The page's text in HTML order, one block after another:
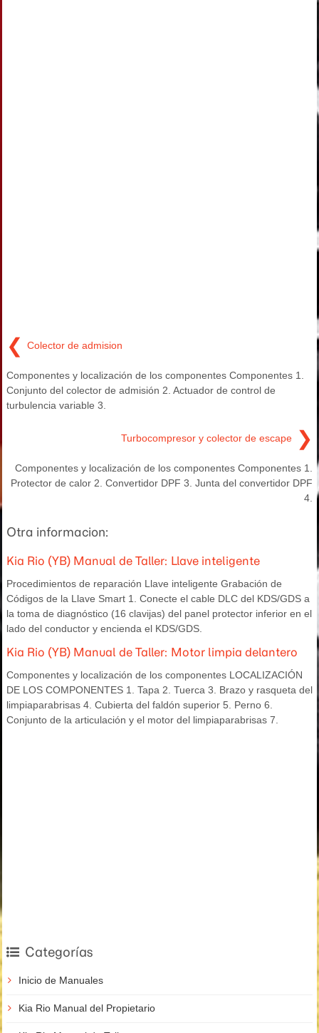
❮ Colector de admision
Componentes y localización de los componentes Componentes 1.
Conjunto del colector de admisión 2. Actuador de control de
turbulencia variable 3.
Turbocompresor y colector de escape ❯
Componentes y localización de los componentes Componentes 1.
Protector de calor 2. Convertidor DPF 3. Junta del convertidor DPF
4.
Otra informacion:
Kia Rio (YB) Manual de Taller: Llave inteligente
Procedimientos de reparación Llave inteligente Grabación de
Códigos de la Llave Smart 1. Conecte el cable DLC del KDS/GDS a
la toma de diagnóstico (16 clavijas) del panel protector inferior en el
lado del conductor y encienda el KDS/GDS.
Kia Rio (YB) Manual de Taller: Motor limpia delantero
Componentes y localización de los componentes LOCALIZACIÓN
DE LOS COMPONENTES 1. Tapa 2. Tuerca 3. Brazo y rasqueta del
limpiaparabrisas 4. Cubierta del faldón superior 5. Perno 6.
Conjunto de la articulación y el motor del limpiaparabrisas 7.
Categorías
Inicio de Manuales
Kia Rio Manual del Propietario